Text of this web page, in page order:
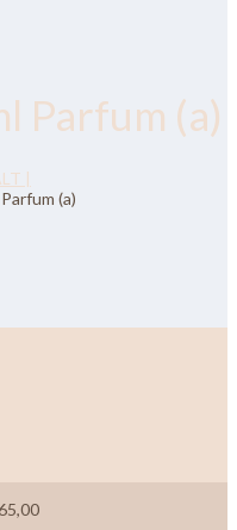
Parfum (a)
|
(a)